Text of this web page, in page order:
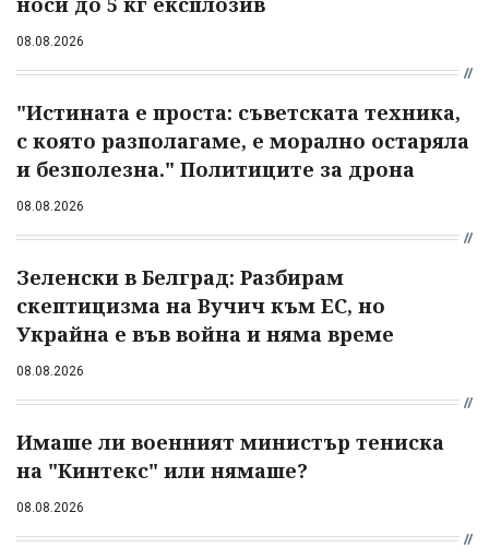
08.08.2026
"Истината е проста: съветската техника,
с която разполагаме, е морално остаряла
и безполезна." Политиците за дрона
08.08.2026
Зеленски в Белград: Разбирам
скептицизма на Вучич към ЕС, но
Украйна е във война и няма време
08.08.2026
Имаше ли военният министър тениска
на "Кинтекс" или нямаше?
08.08.2026